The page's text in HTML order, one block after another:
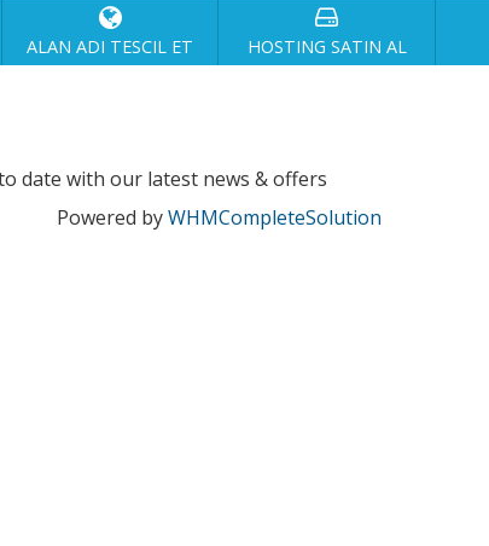
ALAN ADI TESCIL ET HOSTING SATIN AL
date with our latest news & offers
Powered byWHMCompleteSolution